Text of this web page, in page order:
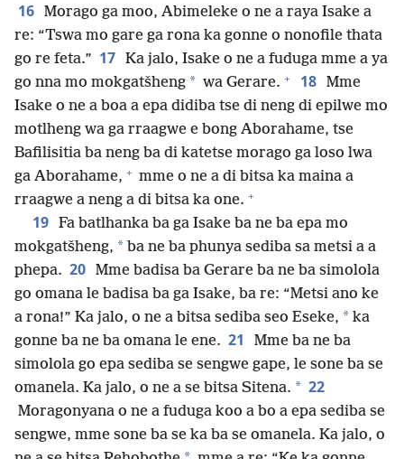
16 Morago ga moo, Abimeleke o ne a raya Isake a
re: “Tswa mo gare ga rona ka gonne o nonofile thata
go re feta.” 17 Ka jalo, Isake o ne a fuduga mme a ya
go nna mo mokgatšheng * wa Gerare. + 18 Mme
Isake o ne a boa a epa didiba tse di neng di epilwe mo
motlheng wa ga rraagwe e bong Aborahame, tse
Bafilisitia ba neng ba di katetse morago ga loso lwa
ga Aborahame, + mme o ne a di bitsa ka maina a
rraagwe a neng a di bitsa ka one. +
19 Fa batlhanka ba ga Isake ba ne ba epa mo
mokgatšheng, * ba ne ba phunya sediba sa metsi a a
phepa. 20 Mme badisa ba Gerare ba ne ba simolola
go omana le badisa ba ga Isake, ba re: “Metsi ano ke
a rona!” Ka jalo, o ne a bitsa sediba seo Eseke, * ka
gonne ba ne ba omana le ene. 21
Mme ba ne ba
simolola go epa sediba se sengwe gape, le sone ba se
omanela. Ka jalo, o ne a se bitsa Sitena. * 22
Moragonyana o ne a fuduga koo a bo a epa sediba se
sengwe, mme sone ba se ka ba se omanela. Ka jalo, o